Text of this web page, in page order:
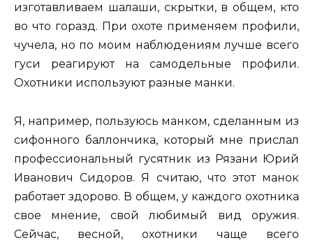
изготавливаем шалаши, скрытки, в общем, кто
во что горазд. При охоте применяем профили,
чучела, но по моим наблюдениям лучше всего
гуси реагируют на самодельные профили.
Охотники используют разные манки.
Я, например, пользуюсь манком, сделанным из
сифонного баллончика, который мне прислал
профессиональный гусятник из Рязани Юрий
Иванович Сидоров. Я считаю, что этот манок
работает здорово. В общем, у каждого охотника
свое мнение, свой любимый вид оружия.
Сейчас, весной, охотники чаще всего